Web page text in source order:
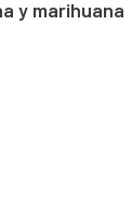
y marihuana